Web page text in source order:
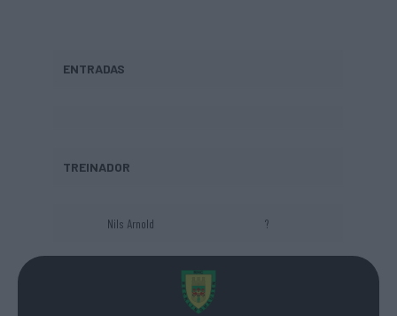
ENTRADAS
TREINADOR
Nils Arnold ?